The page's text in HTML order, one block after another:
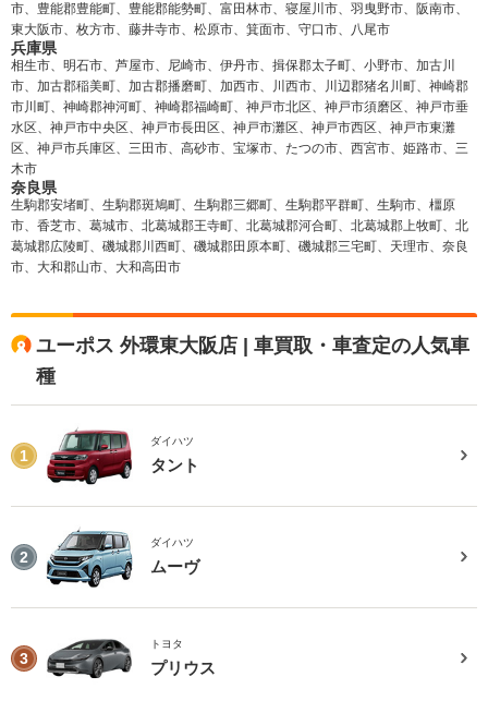
市、豊能郡豊能町、豊能郡能勢町、富田林市、寝屋川市、羽曳野市、阪南市、
東大阪市、枚方市、藤井寺市、松原市、箕面市、守口市、八尾市
兵庫県
相生市、明石市、芦屋市、尼崎市、伊丹市、揖保郡太子町、小野市、加古川
市、加古郡稲美町、加古郡播磨町、加西市、川西市、川辺郡猪名川町、神崎郡
市川町、神崎郡神河町、神崎郡福崎町、神戸市北区、神戸市須磨区、神戸市垂
水区、神戸市中央区、神戸市長田区、神戸市灘区、神戸市西区、神戸市東灘
区、神戸市兵庫区、三田市、高砂市、宝塚市、たつの市、西宮市、姫路市、三
木市
奈良県
生駒郡安堵町、生駒郡斑鳩町、生駒郡三郷町、生駒郡平群町、生駒市、橿原
市、香芝市、葛城市、北葛城郡王寺町、北葛城郡河合町、北葛城郡上牧町、北
葛城郡広陵町、磯城郡川西町、磯城郡田原本町、磯城郡三宅町、天理市、奈良
市、大和郡山市、大和高田市
ユーポス 外環東大阪店 | 車買取・車査定の人気車
種
1
ダイハツ
タント
2
ダイハツ
ムーヴ
3
トヨタ
プリウス